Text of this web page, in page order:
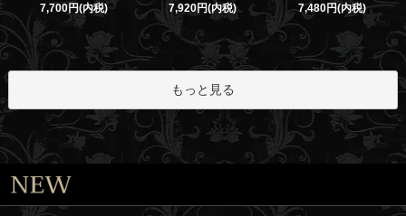
7,700円(内税)
7,920円(内税)
7,480円(内税)
もっと見る